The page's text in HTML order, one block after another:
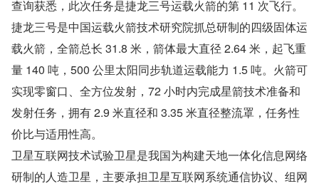
查询获悉，此次任务是捷龙三号运载火箭的第 11 次飞行。
捷龙三号是中国运载火箭技术研究院抓总研制的四级固体运
载火箭，全箭总长 31.8 米，箭体最大直径 2.64 米，起飞重
量 140 吨，500 公里太阳同步轨道运载能力 1.5 吨。火箭可
实现零窗口、全方位发射，72 小时内完成星箭技术准备和
发射任务，拥有 2.9 米直径和 3.35 米直径整流罩，任务性
价比与适用性高。
卫星互联网技术试验卫星是我国为构建天地一体化信息网络
研制的人造卫星，主要承担卫星互联网系统通信协议、组网